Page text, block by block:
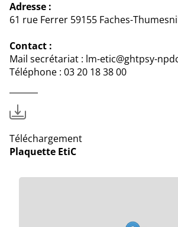
Adresse :
61 rue Ferrer 59155 Faches-
Contact :
Mail secrétariat : lm-etic@ghtpsy-
Téléphone : 03 20 18 38 00
Téléchargement
Plaquette EtiC